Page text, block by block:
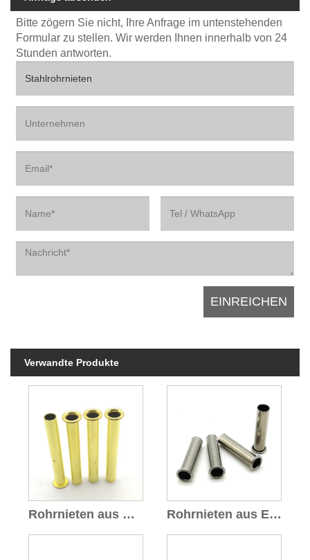
Bitte zögern Sie nicht, Ihre Anfrage im untenstehenden
Formular zu stellen. Wir werden Ihnen innerhalb von 24
Stunden antworten.
Verwandte Produkte
Rohrnieten aus Messing Rohrnieten aus Edelstahl